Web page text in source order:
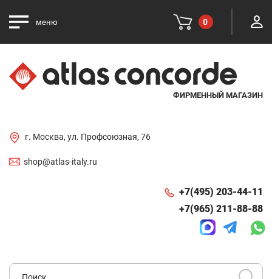
меню 0
ФИРМЕННЫЙ МАГАЗИН
г. Москва, ул. Профсоюзная, 76
shop@atlas-italy.ru
+7(495) 203-44-11
+7(965) 211-88-88